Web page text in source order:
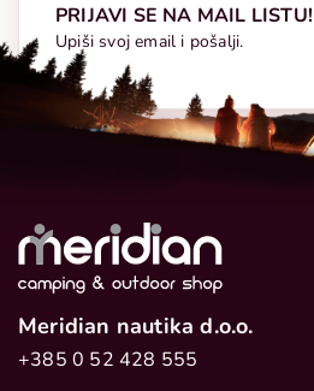
PRIJAVI SE NA MAIL LISTU!
Upiši svoj email i pošalji.
Meridian nautika d.o.o.
+385 0 52 428 555